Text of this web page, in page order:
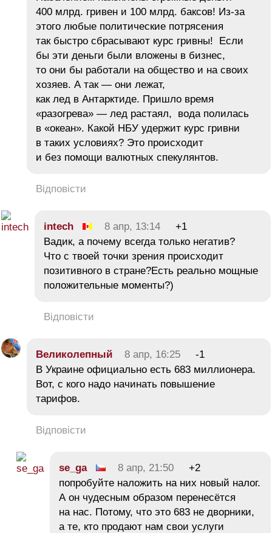
400 млрд. гривен и 100 млрд. баксов! Из-за
этого любые политические потрясения
так быстро сбрасывают курс гривны! Если
бы эти деньги были вложены в бизнес,
то они бы работали на общество и на своих
хозяев. А так — они лежат,
как лед в Антарктиде. Пришло время
«разогрева» — лед растаял, вода полилась
в «океан». Какой НБУ удержит курс гривни
в таких условиях? Это происходит
и без помощи валютных спекулянтов.
Відповісти
intech 8 апр, 13:14
+1
Вадик, а почему всегда только негатив?
Что с твоей точки зрения происходит
позитивного в стране?Есть реально мощные
положительные моменты?)
Відповісти
Великолепный 8 апр, 16:25
-1
В Украине официально есть 683 миллионера.
Вот, с кого надо начинать повышение
тарифов.
Відповісти
se_ga 8 апр, 21:50
+2
попробуйте наложить на них новый налог.
А он чудесным образом перенесётся
на нас. Потому, что это 683 не дворники,
а те, кто продают нам свои услуги